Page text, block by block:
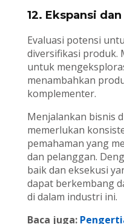
12. Ekspansi
Evaluasi potensi
diversifikasi produk.
untuk
menambahkan
komplementer.
Menjalankan bisnis
memerlukan
pemahaman yang
dan pelanggan.
baik dan eksekusi
dapat berkembang
di dalam industri ini.
Baca juga: